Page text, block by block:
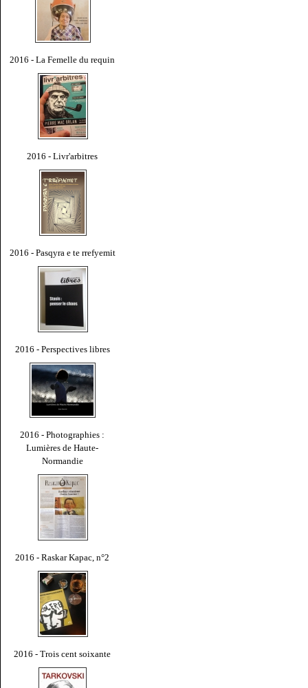
2016 - La Femelle du requin
2016 - Livr'arbitres
2016 - Pasqyra e te rrefyemit
2016 - Perspectives libres
2016 - Photographies :
Lumières de Haute-
Normandie
2016 - Raskar Kapac, n°2
2016 - Trois cent soixante